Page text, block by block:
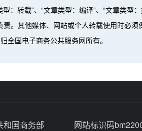
型：转载”、“文章类型：编译”、“文章类
责。其他媒体、网站或个人转载使用时必
全国电子商务公共服务网所有。
和国商务部
网站标识码